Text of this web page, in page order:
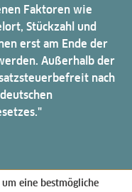
Faktoren wie
Stückzahl und
erst am Ende der
Außerhalb der
nach
eine bestmögliche